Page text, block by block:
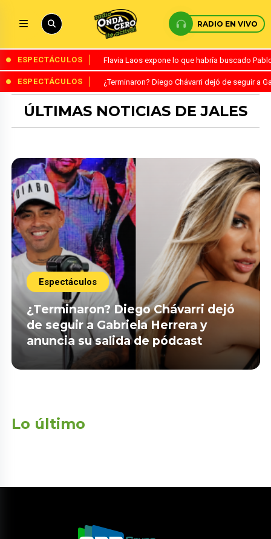
RADIO EN VIVO
ESPECTÁCULOS Flavia Laos expone lo que habría buscado
ESPECTÁCULOS ¿Terminaron? Diego Chávarri dejó de seguir a
ÚLTIMAS NOTICIAS DE JALES
Espectáculos
¿Terminaron? Diego Chávarri dejó
de seguir a Gabriela Herrera y
anuncia su salida de pódcast
Lo último